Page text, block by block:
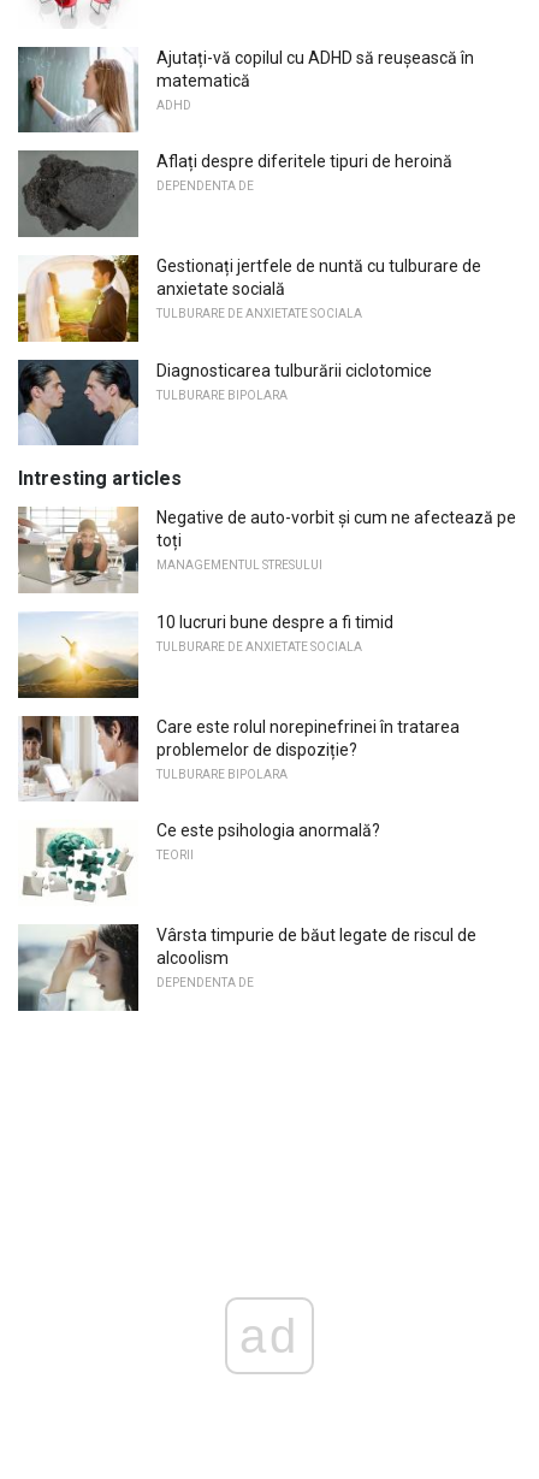
Ajutați-vă copilul cu ADHD să reușească în
matematică
ADHD
Aflați despre diferitele tipuri de heroină
DEPENDENTA DE
Gestionați jertfele de nuntă cu tulburare de
anxietate socială
TULBURARE DE ANXIETATE SOCIALA
Diagnosticarea tulburării ciclotomice
TULBURARE BIPOLARA
Intresting articles
Negative de auto-vorbit și cum ne afectează pe
toți
MANAGEMENTUL STRESULUI
10 lucruri bune despre a fi timid
TULBURARE DE ANXIETATE SOCIALA
Care este rolul norepinefrinei în tratarea
problemelor de dispoziție?
TULBURARE BIPOLARA
Ce este psihologia anormală?
TEORII
Vârsta timpurie de băut legate de riscul de
alcoolism
DEPENDENTA DE
ad